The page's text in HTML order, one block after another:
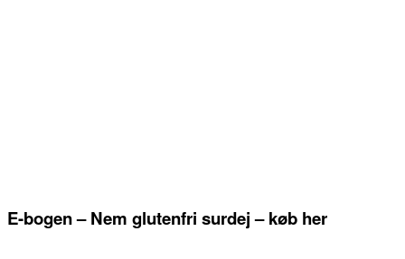
E-bogen – Nem glutenfri surdej – køb her